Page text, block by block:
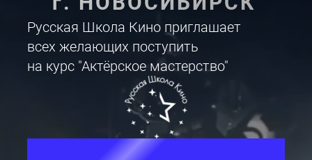
Русская Школа Кино приглашает
всех желающих поступить
на курс "Актёрское мастерство"